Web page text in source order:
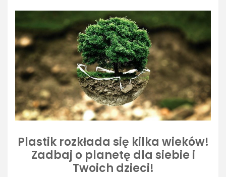
Plastik rozkłada się kilka wieków!
Zadbaj o planetę dla siebie i
Twoich dzieci!